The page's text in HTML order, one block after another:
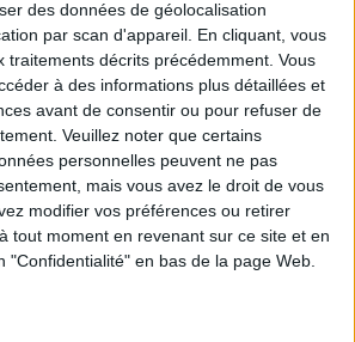
des données de géolocalisation
par scan d'appareil. En cliquant, vous
traitements décrits précédemment. Vous
à des informations plus détaillées et
avant de consentir ou pour refuser de
Veuillez noter que certains
personnelles peuvent ne pas
mais vous avez le droit de vous
modifier vos préférences ou retirer
tout moment en revenant sur ce site et en
"Confidentialité" en bas de la page Web.